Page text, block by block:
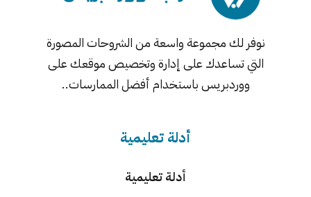
نوفر لك مجموعة واسعة من الشروحات المصورة
التي تساعدك على إدارة وتخصيص موقعك على
ووردبريس باستخدام أفضل الممارسات..
أدلة تعليمية
أدلة تعليمية